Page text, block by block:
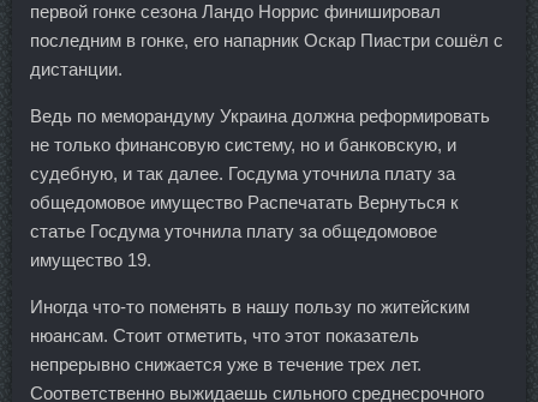
первой гонке сезона Ландо Норрис финишировал
последним в гонке, его напарник Оскар Пиастри сошёл с
дистанции.
Ведь по меморандуму Украина должна реформировать
не только финансовую систему, но и банковскую, и
судебную, и так далее. Госдума уточнила плату за
общедомовое имущество Распечатать Вернуться к
статье Госдума уточнила плату за общедомовое
имущество 19.
Иногда что-то поменять в нашу пользу по житейским
нюансам. Стоит отметить, что этот показатель
непрерывно снижается уже в течение трех лет.
Соответственно выжидаешь сильного среднесрочного